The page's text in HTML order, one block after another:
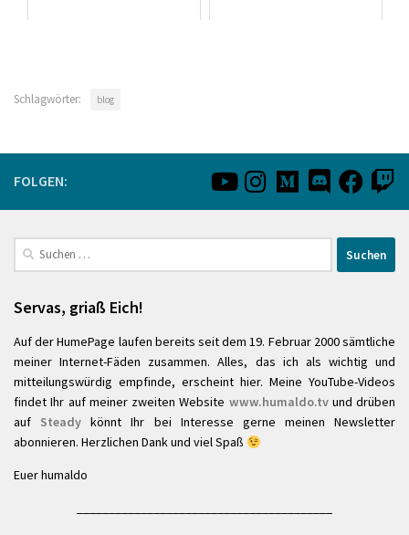
Schlagwörter: blog
FOLGEN:
Suchen
nach:
Servas, griaß Eich!
Auf der HumePage laufen bereits seit dem 19. Februar 2000 sämtliche
meiner Internet-Fäden zusammen. Alles, das ich als wichtig und
mitteilungswürdig empfinde, erscheint hier. Meine YouTube-Videos
findet Ihr auf meiner zweiten Website www.humaldo.tvund drüben
auf Steady könnt Ihr bei Interesse gerne meinen Newsletter
abonnieren. Herzlichen Dank und viel Spaß
Euer humaldo